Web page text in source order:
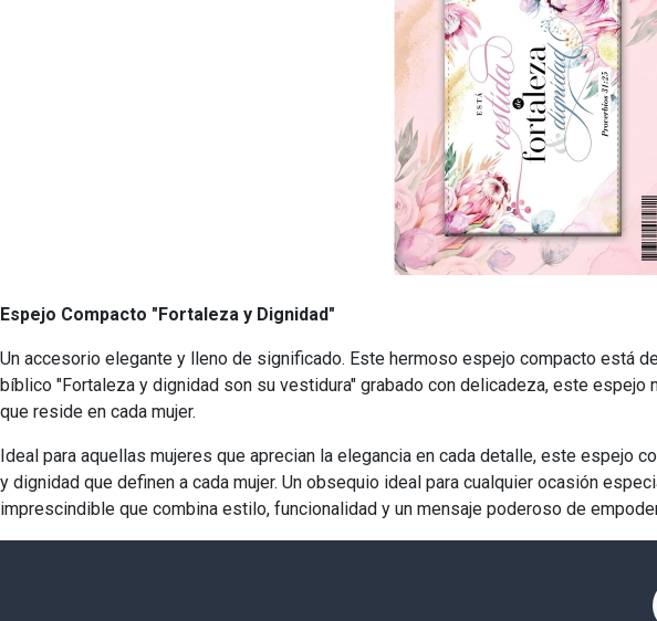
Espejo Compacto "Fortaleza y Dignidad"
Un accesorio elegante y lleno de significado. Este hermoso espejo compacto está
bíblico "Fortaleza y dignidad son su vestidura" grabado con delicadeza, este
que reside en cada mujer.
Ideal para aquellas mujeres que aprecian la elegancia en cada detalle, este
y dignidad que definen a cada mujer. Un obsequio ideal para cualquier ocasión
imprescindible que combina estilo, funcionalidad y un mensaje poderoso de